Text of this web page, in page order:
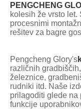
PENGCHENG
kolesih že vrsto
procesnimi
rešitev za bagre
Pengcheng Glory's
različnih
železnice,
rudniki itd. Naše
prilagoditi glede na
funkcije